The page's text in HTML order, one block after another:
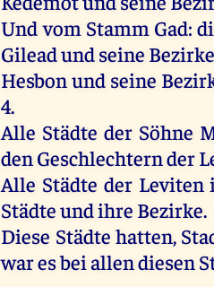
Und vom Stamm Gad:
Gileadund seine
Hesbon und seine
4.
Alle Städte der Söhne
den Geschlechternder
Alle Städte der Leviten
Städteundihre Bezirke.
Diese Städte hatten,
waresbei allendiesen